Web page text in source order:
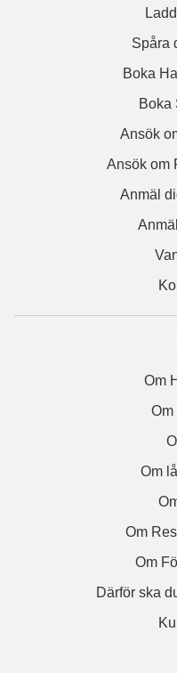
Spåra
Boka
Boka
Ansök
Ansök om
Anmäl
Om
Om
Om
Om
Om
Därför ska